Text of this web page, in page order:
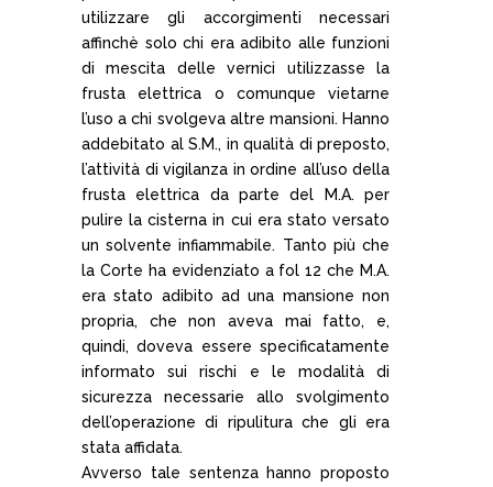
utilizzare gli accorgimenti necessari
affinchè solo chi era adibito alle funzioni
di mescita delle vernici utilizzasse la
frusta elettrica o comunque vietarne
l’uso a chi svolgeva altre mansioni. Hanno
addebitato al S.M., in qualità di preposto,
l’attività di vigilanza in ordine all’uso della
frusta elettrica da parte del M.A. per
pulire la cisterna in cui era stato versato
un solvente infiammabile. Tanto più che
la Corte ha evidenziato a fol 12 che M.A.
era stato adibito ad una mansione non
propria, che non aveva mai fatto, e,
quindi, doveva essere specificatamente
informato sui rischi e le modalità di
sicurezza necessarie allo svolgimento
dell’operazione di ripulitura che gli era
stata affidata.
Avverso tale sentenza hanno proposto